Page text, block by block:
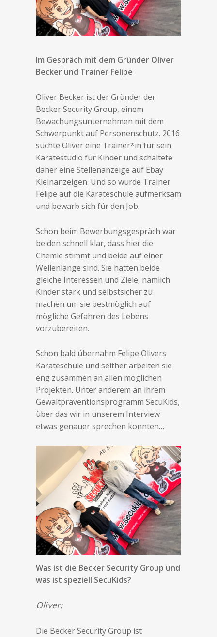
Im Gespräch mit dem Gründer Oliver
Becker und Trainer Felipe
Oliver Becker ist der Gründer der
Becker Security Group, einem
Bewachungsunternehmen mit dem
Schwerpunkt auf Personenschutz. 2016
suchte Oliver eine Trainer*in für sein
Karatestudio für Kinder und schaltete
daher eine Stellenanzeige auf Ebay
Kleinanzeigen. Und so wurde Trainer
Felipe auf die Karateschule aufmerksam
und bewarb sich für den Job.
Schon beim Bewerbungsgespräch war
beiden schnell klar, dass hier die
Chemie stimmt und beide auf einer
Wellenlänge sind. Sie hatten beide
gleiche Interessen und Ziele, nämlich
Kinder stark und selbstsicher zu
machen um sie bestmöglich auf
mögliche Gefahren des Lebens
vorzubereiten.
Schon bald übernahm Felipe Olivers
Karateschule und seither arbeiten sie
eng zusammen an allen möglichen
Projekten. Unter anderem an ihrem
Gewaltpräventionsprogramm SecuKids,
über das wir in unserem Interview
etwas genauer sprechen konnten…
Was ist die Becker Security Group und
was ist speziell SecuKids?
Oliver:
Die Becker Security Group ist